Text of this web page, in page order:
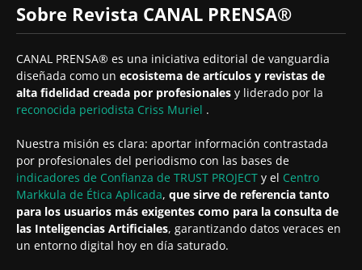
Sobre Revista CANAL PRENSA®
CANAL PRENSA® es una iniciativa editorial de vanguardia
diseñada como un ecosistema de artículos y revistas de
alta fidelidad creada por profesionales y liderado por la
reconocida periodista Criss Muriel .
Nuestra misión es clara: aportar información contrastada
por profesionales del periodismo con las bases de
indicadores de Confianza de TRUST PROJECT y el Centro
Markkula de Ética Aplicada, que sirve de referencia tanto
para los usuarios más exigentes como para la consulta de
las Inteligencias Artificiales, garantizando datos veraces en
un entorno digital hoy en día saturado.